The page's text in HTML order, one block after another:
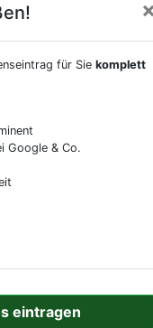
hinzufügen?
um
Services, die
für Sie komplett
Google & Co.
eintragen